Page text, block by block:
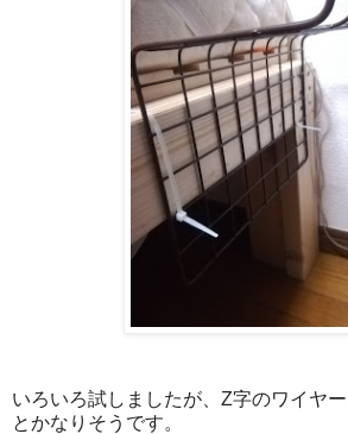
いろいろ試しましたが、Z字のワイヤ
とかなりそうです。